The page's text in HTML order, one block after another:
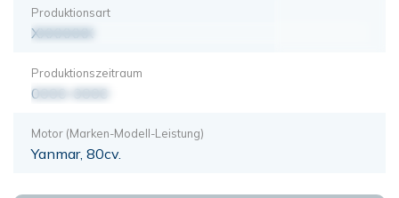
Produktionsart
XXXXXXX
Produktionszeitraum
0000-0000
Motor (Marken-Modell-Leistung)
Yanmar, 80cv.